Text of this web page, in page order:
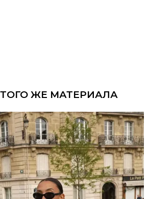
ЖЕ МАТЕРИАЛА